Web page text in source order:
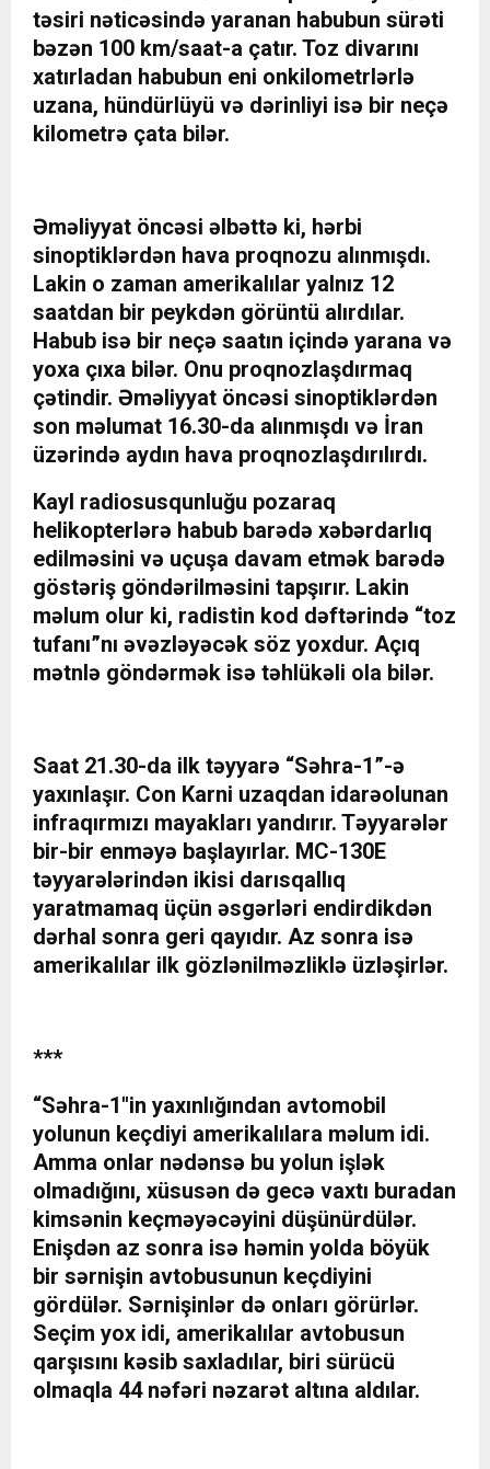
təsiri nəticəsində yaranan habubun sürəti
bəzən 100 km/saat-a çatır. Toz divarını
xatırladan habubun eni onkilometrlərlə
uzana, hündürlüyü və dərinliyi isə bir neçə
kilometrə çata bilər.
Əməliyyat öncəsi əlbəttə ki, hərbi
sinoptiklərdən hava proqnozu alınmışdı.
Lakin o zaman amerikalılar yalnız 12
saatdan bir peykdən görüntü alırdılar.
Habub isə bir neçə saatın içində yarana və
yoxa çıxa bilər. Onu proqnozlaşdırmaq
çətindir. Əməliyyat öncəsi sinoptiklərdən
son məlumat 16.30-da alınmışdı və İran
üzərində aydın hava proqnozlaşdırılırdı.
Kayl radiosusqunluğu pozaraq
helikopterlərə habub barədə xəbərdarlıq
edilməsini və uçuşa davam etmək barədə
göstəriş göndərilməsini tapşırır. Lakin
məlum olur ki, radistin kod dəftərində “toz
tufanı”nı əvəzləyəcək söz yoxdur. Açıq
mətnlə göndərmək isə təhlükəli ola bilər.
Saat 21.30-da ilk təyyarə “Səhra-1”-ə
yaxınlaşır. Con Karni uzaqdan idarəolunan
infraqırmızı mayakları yandırır. Təyyarələr
bir-bir enməyə başlayırlar. MC-130E
təyyarələrindən ikisi darısqallıq
yaratmamaq üçün əsgərləri endirdikdən
dərhal sonra geri qayıdır. Az sonra isə
amerikalılar ilk gözlənilməzliklə üzləşirlər.
***
“Səhra-1″in yaxınlığından avtomobil
yolunun keçdiyi amerikalılara məlum idi.
Amma onlar nədənsə bu yolun işlək
olmadığını, xüsusən də gecə vaxtı buradan
kimsənin keçməyəcəyini düşünürdülər.
Enişdən az sonra isə həmin yolda böyük
bir sərnişin avtobusunun keçdiyini
gördülər. Sərnişinlər də onları görürlər.
Seçim yox idi, amerikalılar avtobusun
qarşısını kəsib saxladılar, biri sürücü
olmaqla 44 nəfəri nəzarət altına aldılar.